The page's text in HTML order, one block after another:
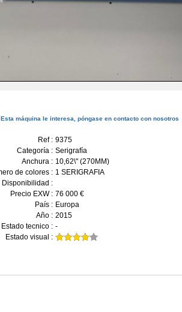
Esta máquina le interesa, póngase en contacto con nosotros
Ref : 9375
Categoría : Serigrafía
Anchura : 10,62\" (270MM)
de colores : 1 SERIGRAFIA
Disponibilidad :
Precio EXW : 76 000 €
País : Europa
Año : 2015
Estado tecnico : -
Estado visual :